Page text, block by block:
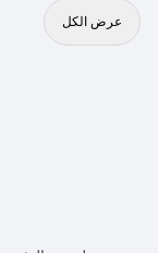
عرض الكل